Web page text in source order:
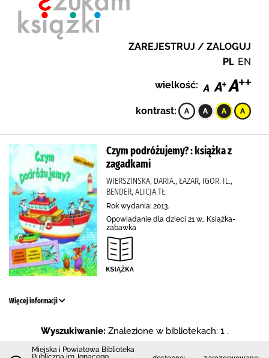
ZAREJESTRUJ / ZALOGUJ
PL EN
wielkość:
kontrast:
Czym podróżujemy? : książka z
zagadkami
WIERSZINSKA, DARIA., ŁAZAR, IGOR. IL.,
BENDER, ALICJA TŁ.
Rok wydania: 2013.
Opowiadanie dla dzieci 21 w., Książka-
zabawka
Więcej informacji
Wyszukiwanie: Znalezione w bibliotekach: 1 .
Miejska i Powiatowa Biblioteka